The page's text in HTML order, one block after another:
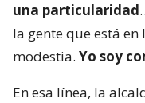
una particularidad
la gente que está
modestia. Yo soy
En esa línea, la